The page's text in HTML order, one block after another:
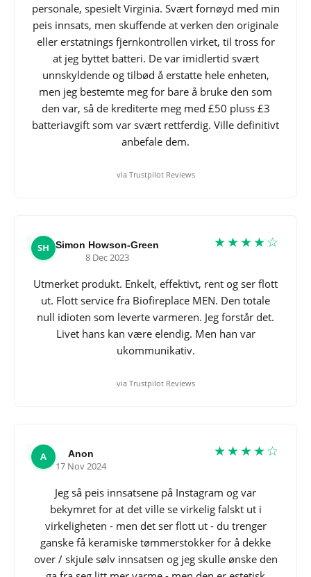
personale, spesielt Virginia. Svært fornøyd med min
peis innsats, men skuffende at verken den originale
eller erstatnings fjernkontrollen virket, til tross for
at jeg byttet batteri. De var imidlertid svært
unnskyldende og tilbød å erstatte hele enheten,
men jeg bestemte meg for bare å bruke den som
den var, så de krediterte meg med £50 pluss £3
batteriavgift som var svært rettferdig. Ville definitivt
anbefale dem.
via Trustpilot Reviews
SH Simon Howson-Green
8 Dec 2023
★★★★☆
Utmerket produkt. Enkelt, effektivt, rent og ser flott
ut. Flott service fra Biofireplace MEN. Den totale
null idioten som leverte varmeren. Jeg forstår det.
Livet hans kan være elendig. Men han var
ukommunikativ.
via Trustpilot Reviews
A Anon
17 Nov 2024
★★★★☆
Jeg så peis innsatsene på Instagram og var
bekymret for at det ville se virkelig falskt ut i
virkeligheten - men det ser flott ut - du trenger
ganske få keramiske tømmerstokker for å dekke
over / skjule sølv innsatsen og jeg skulle ønske den